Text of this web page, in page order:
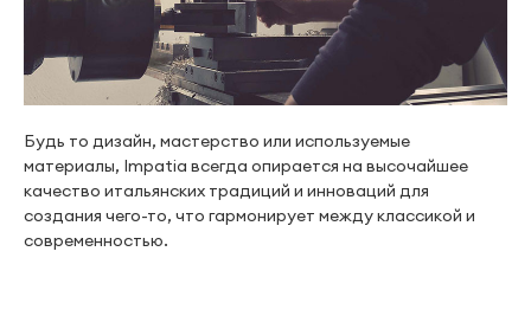
Будь то дизайн, мастерство или используемые
материалы, Impatia всегда опирается на высочайшее
качество итальянских традиций и инноваций для
создания чего-то, что гармонирует между классикой и
современностью.